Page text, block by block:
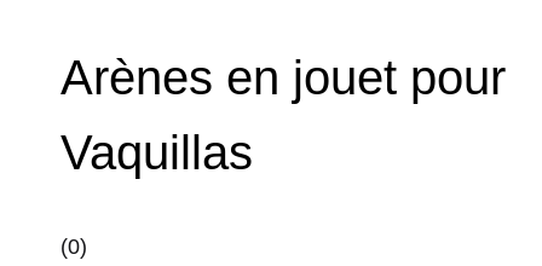
Arènes en jouet pour
Vaquillas
(0)